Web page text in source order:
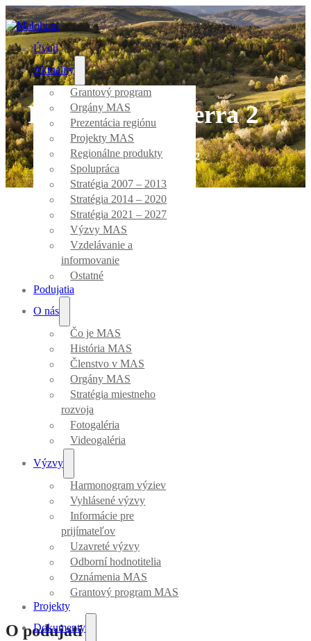
Úvod
Aktuality
Grantový program
Orgány MAS
Prezentácia regiónu
Projekty MAS
Regionálne produkty
Spolupráca
Stratégia 2007 – 2013
Stratégia 2014 – 2020
Stratégia 2021 – 2027
Výzvy MAS
Vzdelávanie a
informovanie
Ostatné
Podujatia
O nás
Čo je MAS
História MAS
Členstvo v MAS
Orgány MAS
Stratégia miestneho
rozvoja
Fotogaléria
Videogaléria
Výzvy
Harmonogram výziev
Vyhlásené výzvy
Informácie pre
prijímateľov
Uzavreté výzvy
Odborní hodnotitelia
Oznámenia MAS
Grantový program MAS
Projekty
Dokumenty
Fantasium Litterra 2
Úvod/Fantasium Litterra 2
O podujatí